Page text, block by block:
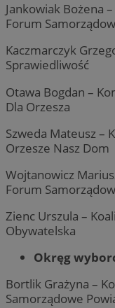
Jankowiak Bożena
Forum
Kaczmarczyk
Sprawiedliwość
Otawa Bogdan –
Dla Orzesza
Szweda Mateusz –
Orzesze Nasz Dom
Wojtanowicz
Forum
Zienc Urszula –
Obywatelska
Okręg
Bortlik Grażyna –
Samorządowe